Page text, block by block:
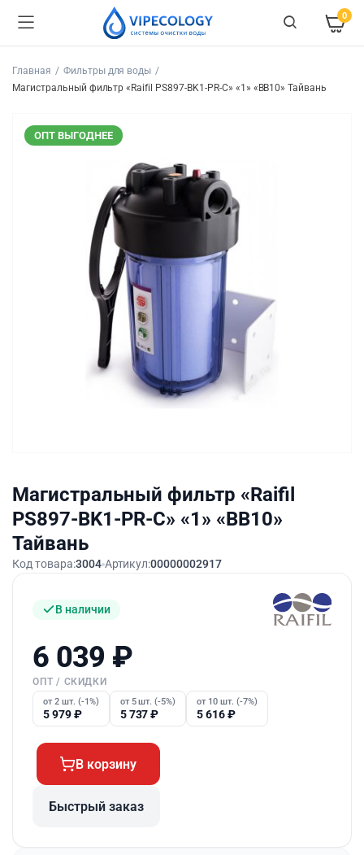
0
Главная
Фильтры для воды
Магистральный фильтр «Raifil PS897-BK1-PR-С» «1» «BB10» Тайвань
ОПТ ВЫГОДНЕЕ
Магистральный фильтр «Raifil
PS897-BK1-PR-С» «1» «BB10»
Тайвань
Код товара:3004 Артикул:00000002917
В наличии
6 039 ₽
ОПТ / СКИДКИ
от 2 шт. (-1%)
5 979₽
от 5 шт. (-5%)
5 737₽
от 10 шт. (-7%)
5 616₽
В корзину
Быстрый заказ